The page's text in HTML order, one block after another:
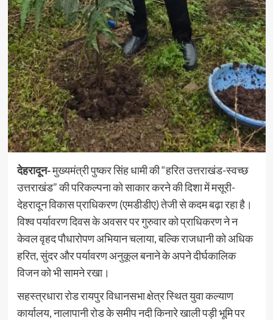
देहरादून-मुख्यमंत्री पुष्कर सिंह धामी की “हरित उत्तराखंड-स्वच्छ
उत्तराखंड” की परिकल्पना को साकार करने की दिशा में मसूरी-
देहरादून विकास प्राधिकरण (एमडीडीए) तेजी से कदम बढ़ा रहा है।
विश्व पर्यावरण दिवस के अवसर पर गुरुवार को प्राधिकरण ने न
केवल वृहद पौधारोपण अभियान चलाया, बल्कि राजधानी को अधिक
हरित, सुंदर और पर्यावरण अनुकूल बनाने के अपने दीर्घकालिक
विजन को भी सामने रखा।
सहस्त्रधारा रोड रायपुर विधानसभा क्षेत्र स्थित युवा कल्याण
कार्यालय, नालापानी रोड के समीप नदी किनारे खाली पड़ी भूमि पर